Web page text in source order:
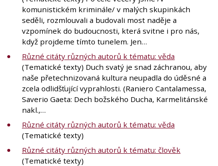
komunistickém kriminále/ v malých skupinkách
seděli, rozmlouvali a budovali most naděje a
vzpomínek do budoucnosti, která svitne i pro nás,
když projdeme tímto tunelem. Jen…
Různé citáty různých autorů k tématu: věda
(Tematické texty) Duch svatý je snad záchranou, aby
naše přetechnizovaná kultura neupadla do úděsné a
zcela odlidšťující vyprahlosti. (Raniero Cantalamessa,
Saverio Gaeta: Dech božského Ducha, Karmelitánské
nakl.,…
Různé citáty různých autorů k tématu: věda
(Tematické texty)
Různé citáty různých autorů k tématu: člověk
(Tematické texty)